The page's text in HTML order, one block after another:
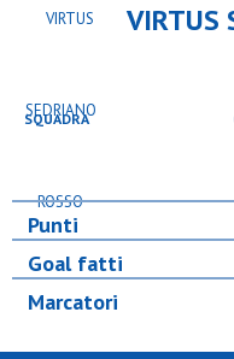
VIRTUS
SQUADRA
Punti
Goal fatti
Marcatori